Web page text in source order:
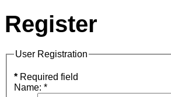
Register
User Registration
* Required field
Name: *